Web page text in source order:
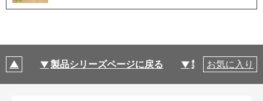
製品シリーズページに戻る 製品仕様
お気に入り